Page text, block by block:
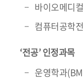
바이오메디
컴퓨터공학
‘전공’ 인정과목
운영학과